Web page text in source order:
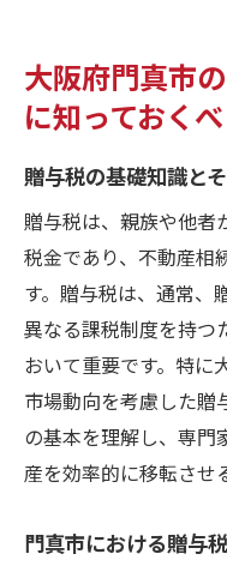
相続税と贈
贈与税に関
地域特性を活か
門真市の不
地域密着型
地元企業と
門真市にお
地域特性を
今後の市場
専門家が解説す
が不動産価値に
大阪府門真市
に知っておく
贈与税の基礎知識と
贈与税は、親族や他者
税金であり、不動産相
す。贈与税は、通常、
異なる課税制度を持つ
おいて重要です。特に
市場動向を考慮した贈
の基本を理解し、専門
産を効率的に移転させ
門真市における贈与